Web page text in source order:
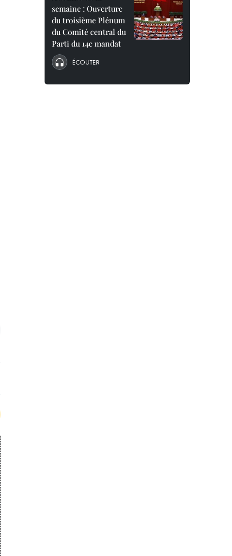
semaine : Ouverture
du troisième Plénum
du Comité central du
Parti du 14e mandat
ÉCOUTER